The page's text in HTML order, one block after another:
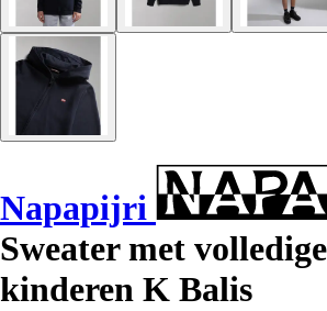
Napapijri
Sweater met
kinderen K Balis